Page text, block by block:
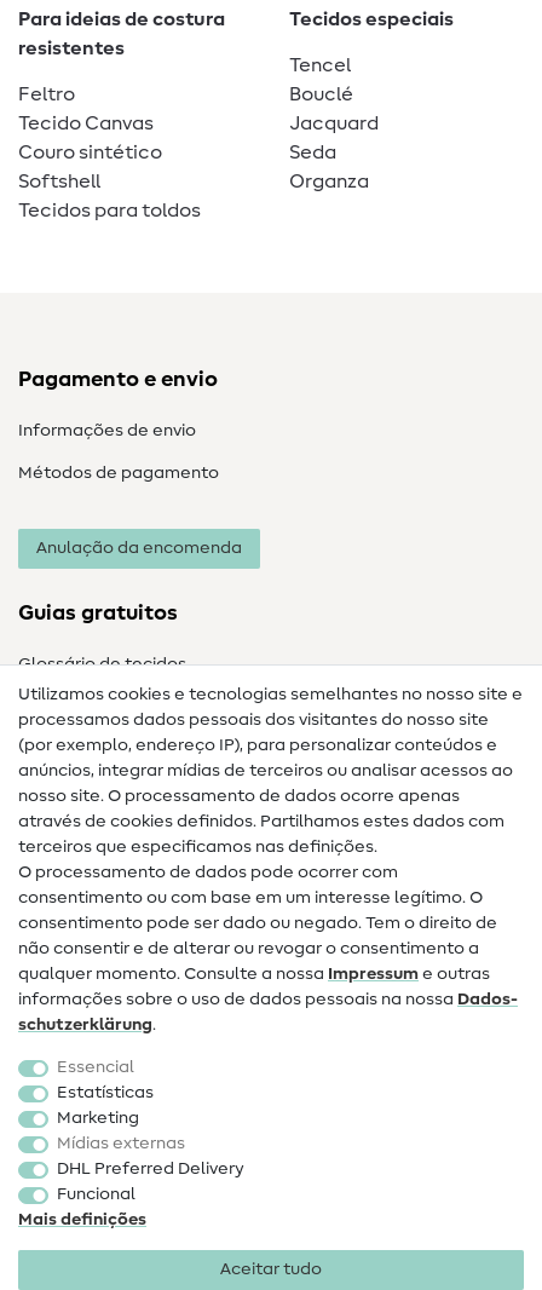
Para ideias de costura
resistentes
Feltro
Tecido Canvas
Couro sintético
Softshell
Tecidos para toldos
Tecidos especiais
Tencel
Bouclé
Jacquard
Seda
Organza
Pagamento e envio
Informações de envio
Métodos de pagamento
Anulação da encomenda
Guias gratuitos
Glossário de tecidos
Guias de costura
Ajuda e contacto
Contacto
Mudança de proprietário
Perguntas frequentes (FAQ)
Direito de cancelamento
Popular
Tecidos
Acessórios de costura
Promoção
Utilizamos cookies e tecnologias semelhantes no nosso site e
processamos dados pessoais dos visitantes do nosso site
(por exemplo, endereço IP), para personalizar conteúdos e
anúncios, integrar mídias de terceiros ou analisar acessos ao
nosso site. O processamento de dados ocorre apenas
através de cookies definidos. Partilhamos estes dados com
terceiros que especificamos nas definições.
O processamento de dados pode ocorrer com
consentimento ou com base em um interesse legítimo. O
consentimento pode ser dado ou negado. Tem o direito de
não consentir e de alterar ou revogar o consentimento a
qualquer momento. Consulte a nossa Impressum e outras
informações sobre o uso de dados pessoais na nossa Dados­
schutz­erklärung.
Essencial
Estatísticas
Marketing
Mídias externas
DHL Preferred Delivery
Funcional
Mais definições
Aceitar tudo